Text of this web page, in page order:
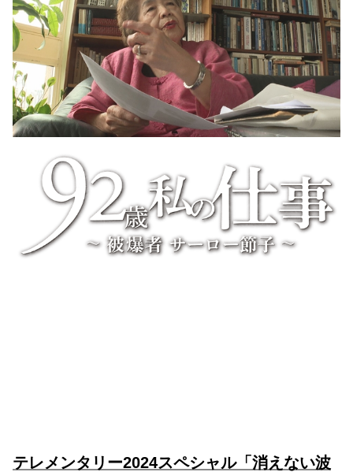
テレメンタリー2024スペシャル「消えない波